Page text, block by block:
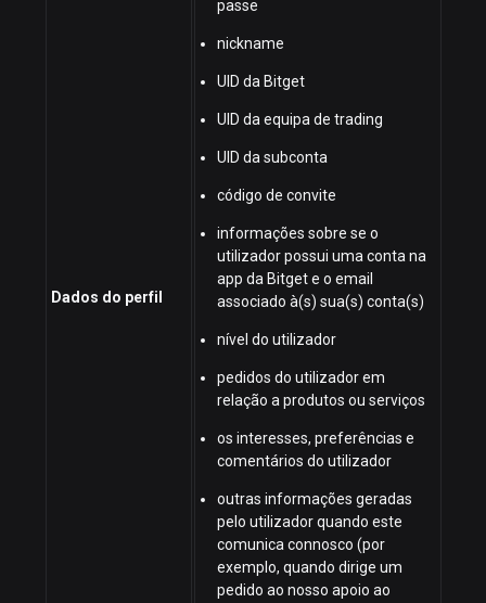
Dados do perfil
passe
nickname
UID da Bitget
UID da equipa de trading
UID da subconta
código de convite
informações sobre se o
utilizador possui uma conta na
app da Bitget e o email
associado à(s) sua(s) conta(s)
nível do utilizador
pedidos do utilizador em
relação a produtos ou serviços
os interesses, preferências e
comentários do utilizador
outras informações geradas
pelo utilizador quando este
comunica connosco (por
exemplo, quando dirige um
pedido ao nosso apoio ao